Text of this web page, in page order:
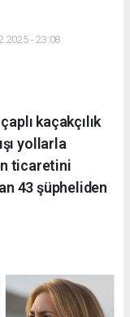
- 23:08
kaçakçılık
yollarla
ticaretini
43 şüpheliden